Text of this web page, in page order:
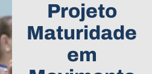
Projeto
Maturidade
em